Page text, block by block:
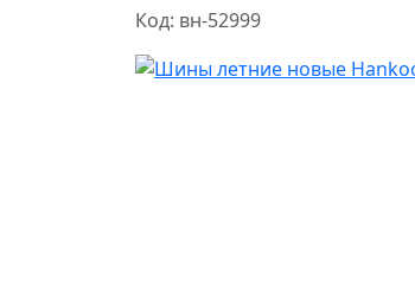
Код: вн-52999